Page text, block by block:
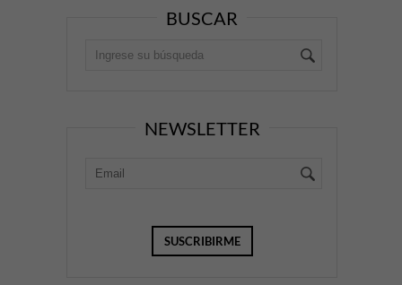
BUSCAR
NEWSLETTER